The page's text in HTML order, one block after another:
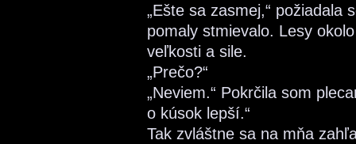
„Ešte sa zasmej,“ požiadala
pomaly stmievalo. Lesy
veľkosti a sile.
„Prečo?“
„Neviem.“ Pokrčila som
o kúsok lepší.“
Tak zvláštne sa na mňa